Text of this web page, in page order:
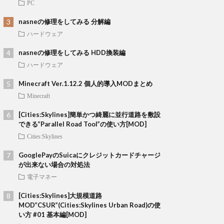
PC
nasneの修理をしてみる 分解編
ハードウェア
nasneの修理をしてみる HDD換装編
ハードウェア
Minecraft Ver.1.12.2 個人的導入MODまとめ
Minecraft
[Cities:Skylines]簡単かつ綺麗に並行道路を敷設
できる”Parallel Road Tool”の使い方[MOD]
Cities:Skylines
GooglePayのSuicaにクレジットカードチャージ
が出来ない場合の対処法
電子マネー
[Cities:Skylines]大規模道路
MOD”CSUR”(Cities:Skylines Urban Road)の使
い方 #01 基本編[MOD]